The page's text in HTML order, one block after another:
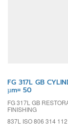
FG 317L GB
µm= 50
FG 317L GB
FINISHING
837L ISO 806 314